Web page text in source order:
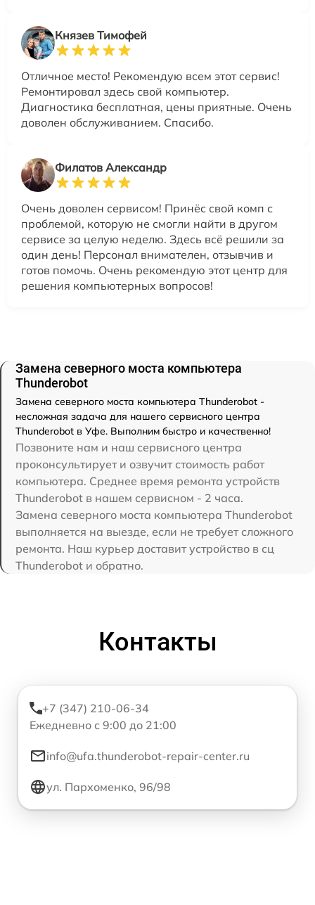
Князев Тимофей
Отличное место! Рекомендую всем этот сервис!
Ремонтировал здесь свой компьютер.
Диагностика бесплатная, цены приятные. Очень
доволен обслуживанием. Спасибо.
Филатов Александр
Очень доволен сервисом! Принёс свой комп с
проблемой, которую не смогли найти в другом
сервисе за целую неделю. Здесь всё решили за
один день! Персонал внимателен, отзывчив и
готов помочь. Очень рекомендую этот центр для
решения компьютерных вопросов!
Замена северного моста компьютера
Thunderobot
Замена северного моста компьютера Thunderobot -
несложная задача для нашего сервисного центра
Thunderobot в Уфе. Выполним быстро и качественно!
Позвоните нам и наш сервисного центра
проконсультирует и озвучит стоимость работ
компьютера. Среднее время ремонта устройств
Thunderobot в нашем сервисном - 2 часа.
Замена северного моста компьютера Thunderobot
выполняется на выезде, если не требует сложного
ремонта. Наш курьер доставит устройство в сц
Thunderobot и обратно.
Контакты
+7 (347) 210-06-34
Ежедневно с 9:00 до 21:00
info@ufa.thunderobot-repair-center.ru
ул. Пархоменко, 96/98